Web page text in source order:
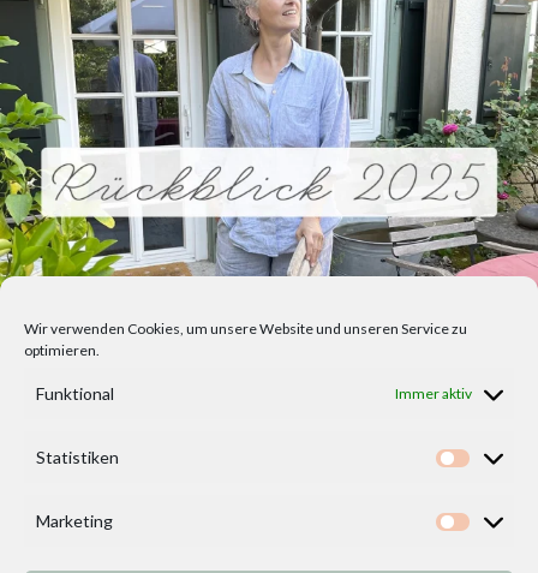
Wir verwenden Cookies, um unsere Website und unseren Service zu
optimieren.
Funktional Immer aktiv
Statistiken
Marketing